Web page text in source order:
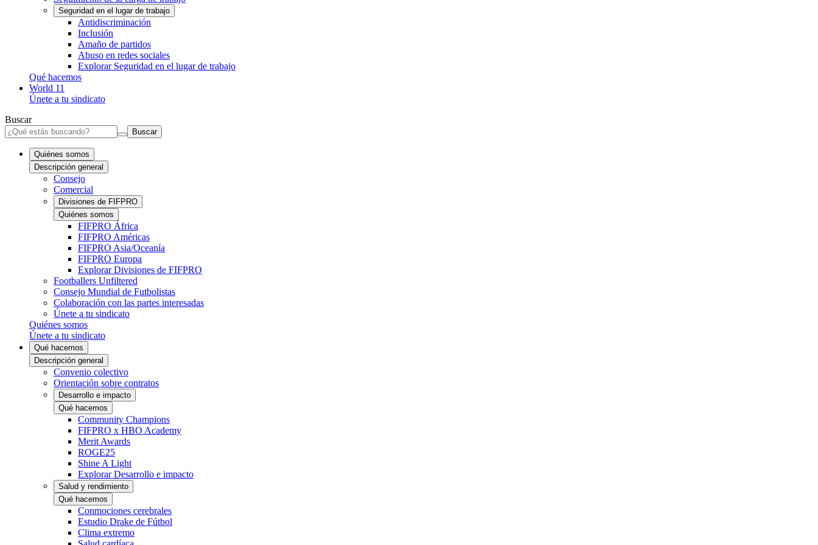
Seguridad en el lugar de trabajo
Antidiscriminación
Inclusión
Amaño de partidos
Abuso en redes sociales
Explorar Seguridad en el lugar de trabajo
Qué hacemos
World 11
Únete a tu sindicato
Buscar
Buscar
Quiénes somos
Descripción general
Consejo
Comercial
Divisiones de FIFPRO
Quiénes somos
FIFPRO África
FIFPRO Américas
FIFPRO Asia/Oceanía
FIFPRO Europa
Explorar Divisiones de FIFPRO
Footballers Unfiltered
Consejo Mundial de Futbolistas
Colaboración con las partes interesadas
Únete a tu sindicato
Quiénes somos
Únete a tu sindicato
Qué hacemos
Descripción general
Convenio colectivo
Orientación sobre contratos
Desarrollo e impacto
Qué hacemos
Community Champions
FIFPRO x HBO Academy
Merit Awards
ROGE25
Shine A Light
Explorar Desarrollo e impacto
Salud y rendimiento
Qué hacemos
Conmociones cerebrales
Estudio Drake de Fútbol
Clima extremo